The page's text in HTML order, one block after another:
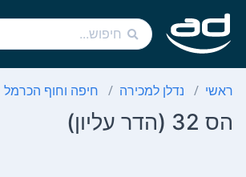
ראשי נדלן למכירה חיפה וחוף הכרמל
הס 32 (הדר עליון)